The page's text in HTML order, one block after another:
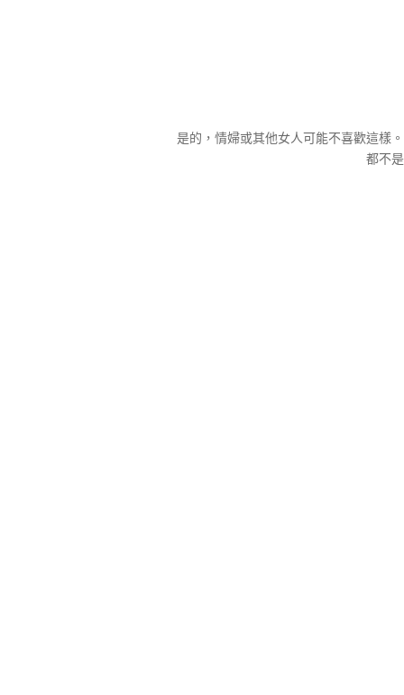
是的，情婦或其他女人可能不喜歡這樣
都不